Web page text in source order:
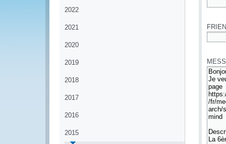
2022
2021
2020
2019
2018
2017
2016
2015